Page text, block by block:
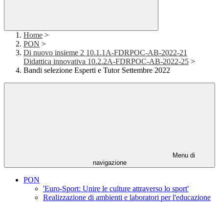
Home >
PON >
Di nuovo insieme 2 10.1.1A-FDRPOC-AB-2022-21
Didattica innovativa 10.2.2A-FDRPOC-AB-2022-25 >
Bandi selezione Esperti e Tutor Settembre 2022
Menu di
navigazione
PON
'Euro-Sport: Unire le culture attraverso lo sport'
Realizzazione di ambienti e laboratori per l'educazione